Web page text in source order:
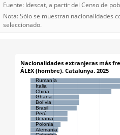
Fuente: Idescat, a partir del Censo de
Nota: Sólo se muestran nacionalidades
seleccionado.